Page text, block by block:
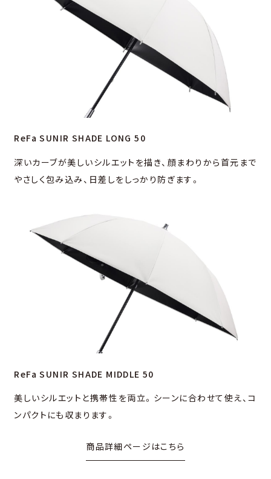
ReFa SUNIR SHADE LONG 50
深いカーブが美しいシルエットを描き、顔まわりから⾸元まで
やさしく包み込み、⽇差しをしっかり防ぎます。
ReFa SUNIR SHADE MIDDLE 50
美しいシルエットと携帯性を両⽴。シーンに合わせて使え、コ
ンパクトにも収まります。
商品詳細ページはこちら